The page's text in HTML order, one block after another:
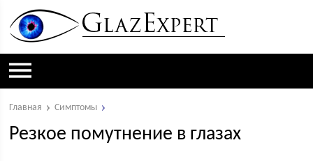
Главная Симптомы
Резкое помутнение в глазах